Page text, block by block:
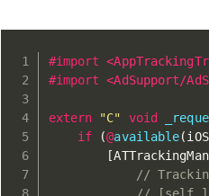
#import
#import <AdSupport/
extern "C" void
if
(@available(iOS
[
//